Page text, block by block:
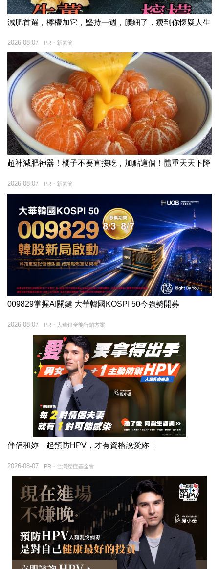
減肥首選，檸檬加它，堅持一週，腰細了，瘦到你懷疑人生
PR・新素簡
2026-08-07
超神減肥神器！橘子不要直接吃，加點這個！體重天天下降
PR・新素簡
2026-08-07
009829掌握AI關鍵 大華韓國KOSPI 50今強勢開募
PR・大華銀全能行銷方案
2026-08-07
伴侶和妳一起預防HPV，才有資格說愛妳！
PR・台灣癌症基金會
2026-08-07